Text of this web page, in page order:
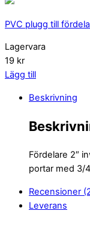
PVC plugg till
Lagervara
19 kr
Lägg till
Beskrivning
Fördelare 2″
portar med 3/
Recensioner
Leverans